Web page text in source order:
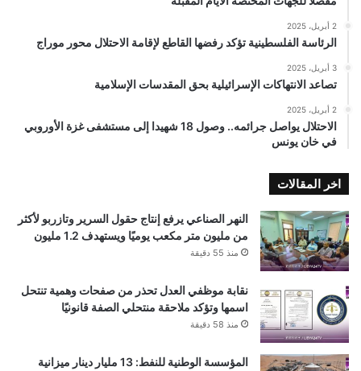
2 أبريل، 2025
الرئاسة الفلسطينية تؤكد رفضها القاطع لإقامة الاحتلال محور موراج
3 أبريل، 2025
تصاعد الانتهاكات الإسرائيلية بحق المقدسات الإسلامية
2 أبريل، 2025
الاحتلال يواصل جرائمه.. وصول 18 شهيدا إلى مستشفى غزة الأوروبي
في خان يونس
اخر المقالات
النهر الصناعي يرفع إنتاج حقول السرير وتازربو لأكثر
من مليون متر مكعب يوميًا ويستهدف 1.2 مليون
منذ 55 دقيقة
نقابة موظفي العدل تحذر من صفحات وهمية تنتحل
اسمها وتؤكد ملاحقة منتحلي الصفة قانونيًا
منذ 58 دقيقة
المؤسسة الوطنية للنفط: 13 مليار دينار ميزانية